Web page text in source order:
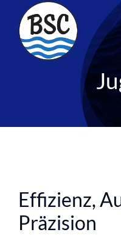
content
Startseite
for:
Effizienz,
Präzision